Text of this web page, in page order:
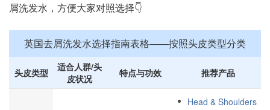
屑洗发水，方便大家对照选择👇
英国去屑洗发水选择指南表格——按照头皮类型分类
头皮类型
适合人群/头
皮状况
特点与功效 推荐产品
Head & Shoulders